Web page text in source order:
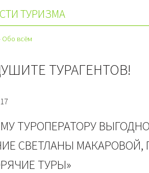
ТУРИЗМА
Обо всём
ТУРАГЕНТОВ!
ТУРОПЕРАТОРУ
СВЕТЛАНЫ МАКАРОВОЙ,
ТУРЫ»